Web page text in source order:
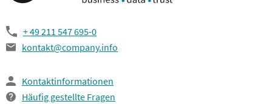
+ 49 211 547 695-0
kontakt@company.info
Kontaktinformationen
Häufig gestellte Fragen